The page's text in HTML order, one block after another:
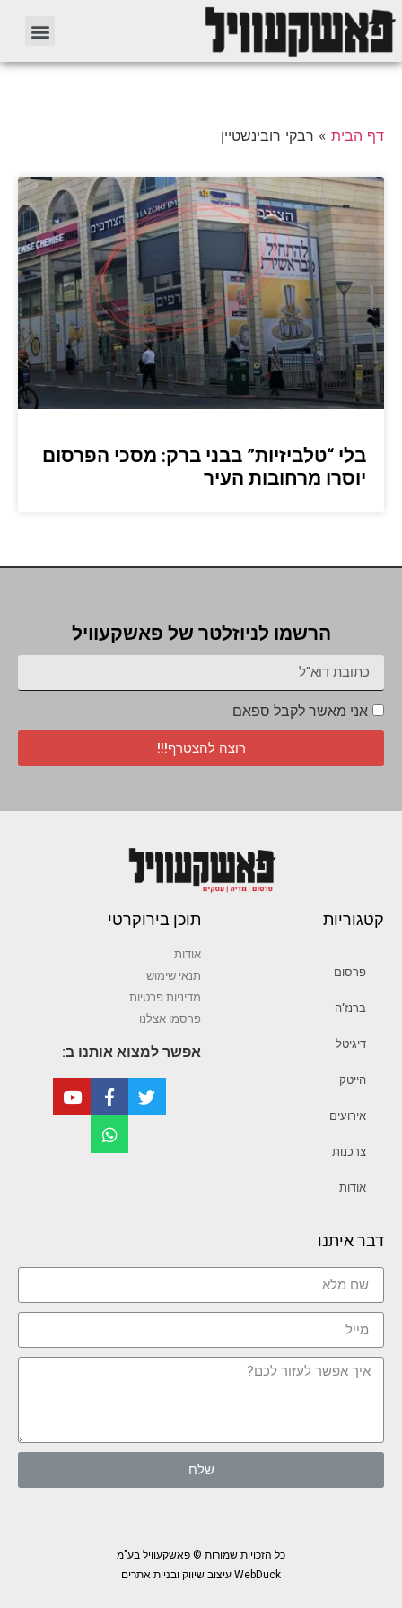
דף הבית » רבקי רובינשטיין
בלי “טלביזיות” בבני ברק: מסכי הפרסום
יוסרו מרחובות העיר
הרשמו לניוזלטר של פאשקעוויל
אני מאשר לקבל ספאם
רוצה להצטרף!!!
קטגוריות
פרסום
ברנז’ה
דיגיטל
הייטק
אירועים
צרכנות
אודות
תוכן בירוקרטי
אודות
תנאי שימוש
מדיניות פרטיות
פרסמו אצלנו
אפשר למצוא אותנו ב:
דבר איתנו
שלח
כל הזכויות שמורות © פאשקעוויל בע"מ
WebDuck עיצוב שיווק ובניית אתרים